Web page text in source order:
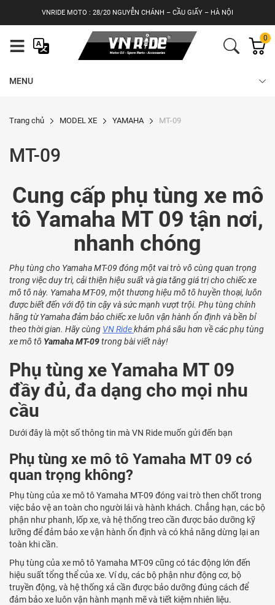
VNRIDE MOTO : 28/20 NGUYỄN CHÁNH – CẦU GIẤY – HÀ NỘI
0
MENU
Trang chủ MODEL XE YAMAHA MT-09
MT-09
Cung cấp phụ tùng xe mô
tô Yamaha MT 09 tận nơi,
nhanh chóng
Phụ tùng cho Yamaha MT-09 đóng một vai trò vô cùng quan trọng
trong việc duy trì, cải thiện hiệu suất và gia tăng giá trị cho chiếc xe
mô tô này. Yamaha MT-09, một thương hiệu mô tô huyền thoại, luôn
được biết đến với độ tin cậy và sức mạnh vượt trội. Phụ tùng chính
hãng từ Yamaha đảm bảo chiếc xe luôn vận hành ổn định và bền bỉ
theo thời gian. Hãy cùng VN Ridekhám phá sâu hơn về các phụ tùng
xe mô tô Yamaha MT-09trong bài viết này!
Phụ tùng xe Yamaha MT 09
đầy đủ, đa dạng cho mọi nhu
cầu
Dưới đây là một số thông tin mà VN Ride muốn gửi đến bạn
Phụ tùng xe mô tô Yamaha MT 09 có
quan trọng không?
Phụ tùng của xe mô tô Yamaha MT-09 đóng vai trò then chốt trong
việc bảo vệ an toàn cho người lái và hành khách. Chẳng hạn, các bộ
phận như phanh, lốp xe, và hệ thống treo cần được bảo dưỡng kỹ
lưỡng để đảm bảo xe vận hành ổn định và có khả năng dừng lại an
toàn khi cần.
Phụ tùng của xe mô tô Yamaha MT-09 cũng có tác động lớn đến
hiệu suất tổng thể của xe. Ví dụ, các bộ phận như động cơ, bộ
truyền động, và hệ thống xả cần được bảo dưỡng đúng cách để
đảm bảo xe luôn vận hành mạnh mẽ và tiết kiệm nhiên liệu.